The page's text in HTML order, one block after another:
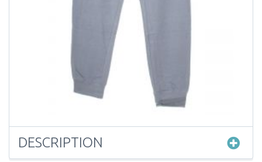
DESCRIPTION